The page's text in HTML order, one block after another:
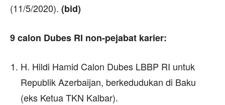
(11/5/2020). (bid)
9 calon Dubes RI non-pejabat karier:
H. Hildi Hamid Calon Dubes LBBP RI untuk
Republik Azerbaijan, berkedudukan di Baku
(eks Ketua TKN Kalbar).